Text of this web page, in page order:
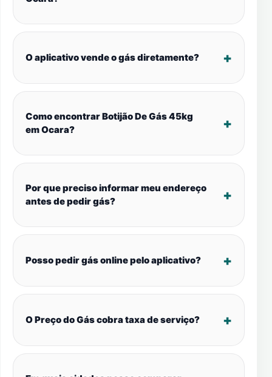
O aplicativo vende o gás diretamente?
Como encontrar Botijão De Gás 45kg
em Ocara?
Por que preciso informar meu endereço
antes de pedir gás?
Posso pedir gás online pelo aplicativo?
O Preço do Gás cobra taxa de serviço?